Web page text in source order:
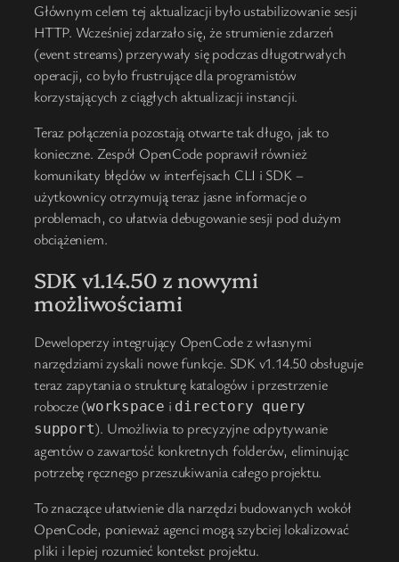
Głównym celem tej aktualizacji było ustabilizowanie sesji
HTTP. Wcześniej zdarzało się, że strumienie zdarzeń
(event streams) przerywały się podczas długotrwałych
operacji, co było frustrujące dla programistów
korzystających z ciągłych aktualizacji instancji.
Teraz połączenia pozostają otwarte tak długo, jak to
konieczne. Zespół OpenCode poprawił również
komunikaty błędów w interfejsach CLI i SDK –
użytkownicy otrzymują teraz jasne informacje o
problemach, co ułatwia debugowanie sesji pod dużym
obciążeniem.
SDK v1.14.50 z nowymi
możliwościami
Deweloperzy integrujący OpenCode z własnymi
narzędziami zyskali nowe funkcje. SDK v1.14.50 obsługuje
teraz zapytania o strukturę katalogów i przestrzenie
robocze (workspace i directory query
support). Umożliwia to precyzyjne odpytywanie
agentów o zawartość konkretnych folderów, eliminując
potrzebę ręcznego przeszukiwania całego projektu.
To znaczące ułatwienie dla narzędzi budowanych wokół
OpenCode, ponieważ agenci mogą szybciej lokalizować
pliki i lepiej rozumieć kontekst projektu.